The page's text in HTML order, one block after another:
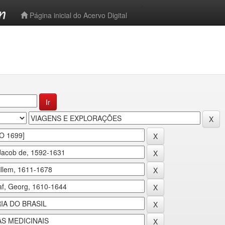
Página inicial do Acervo Digital